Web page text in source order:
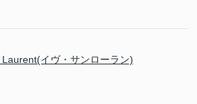
イヴ・サンローラン)